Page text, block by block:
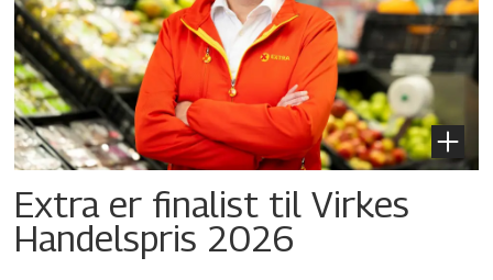
Extra er finalist til Virkes
Handelspris 2026